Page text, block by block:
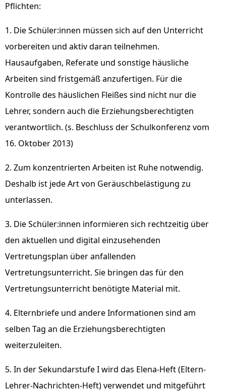
Pflichten:
1. Die Schüler:innen müssen sich auf den Unterricht
vorbereiten und aktiv daran teilnehmen.
Hausaufgaben, Referate und sonstige häusliche
Arbeiten sind fristgemäß anzufertigen. Für die
Kontrolle des häuslichen Fleißes sind nicht nur die
Lehrer, sondern auch die Erziehungsberechtigten
verantwortlich. (s. Beschluss der Schulkonferenz vom
16. Oktober 2013)
2. Zum konzentrierten Arbeiten ist Ruhe notwendig.
Deshalb ist jede Art von Geräuschbelästigung zu
unterlassen.
3. Die Schüler:innen informieren sich rechtzeitig über
den aktuellen und digital einzusehenden
Vertretungsplan über anfallenden
Vertretungsunterricht. Sie bringen das für den
Vertretungsunterricht benötigte Material mit.
4. Elternbriefe und andere Informationen sind am
selben Tag an die Erziehungsberechtigten
weiterzuleiten.
5. In der Sekundarstufe I wird das Elena-Heft (Eltern-
Lehrer-Nachrichten-Heft) verwendet und mitgeführt